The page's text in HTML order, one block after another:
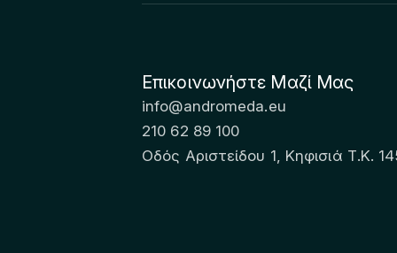
Επικοινωνήστε Μαζί Μας
info@andromeda.eu
210 62 89 100
Οδός Αριστείδου 1, Κηφισιά Τ.Κ.